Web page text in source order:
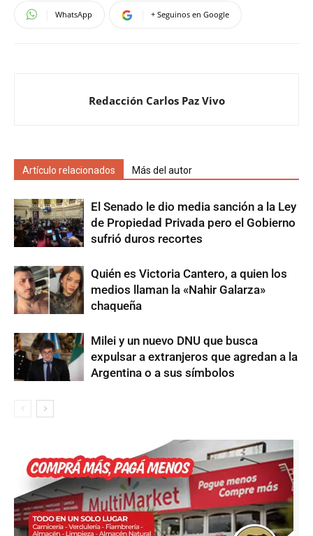
WhatsApp + Seguinos en Google
Redacción Carlos Paz Vivo
Artículo relacionados Más del autor
El Senado le dio media sanción a la Ley
de Propiedad Privada pero el Gobierno
sufrió duros recortes
Quién es Victoria Cantero, a quien los
medios llaman la «Nahir Galarza»
chaqueña
Milei y un nuevo DNU que busca
expulsar a extranjeros que agredan a la
Argentina o a sus símbolos